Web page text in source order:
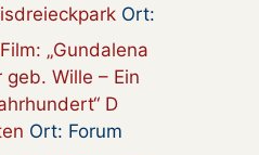
Ort:
Film: „Gundalena
Wille – Ein
D
Ort: Forum